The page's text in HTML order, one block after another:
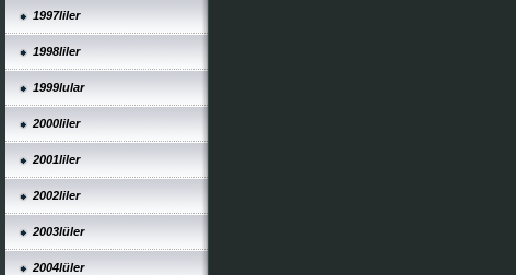
1997liler
1998liler
1999lular
2000liler
2001liler
2002liler
2003lüler
2004lüler